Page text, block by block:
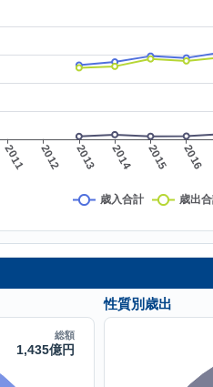
性質別歳出